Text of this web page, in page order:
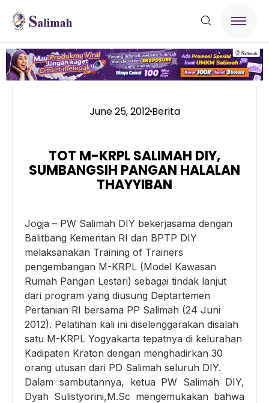
June 25, 2012Berita
TOT M-KRPL SALIMAH DIY,
SUMBANGSIH PANGAN HALALAN
THAYYIBAN
Jogja – PW Salimah DIY bekerjasama dengan
Balitbang Kementan RI dan BPTP DIY
melaksanakan Training of Trainers
pengembangan M-KRPL (Model Kawasan
Rumah Pangan Lestari) sebagai tindak lanjut
dari program yang diusung Deptartemen
Pertanian RI bersama PP Salimah (24 Juni
2012). Pelatihan kali ini diselenggarakan disalah
satu M-KRPL Yogyakarta tepatnya di kelurahan
Kadipaten Kraton dengan menghadirkan 30
orang utusan dari PD Salimah seluruh DIY.
Dalam sambutannya, ketua PW Salimah DIY,
Dyah Sulistyorini,M.Sc mengemukakan bahwa